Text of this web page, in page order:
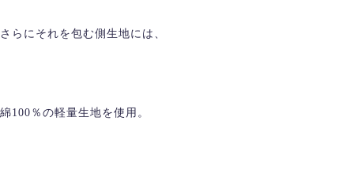
さらにそれを包む側生地には、
綿100％の軽量生地を使用。